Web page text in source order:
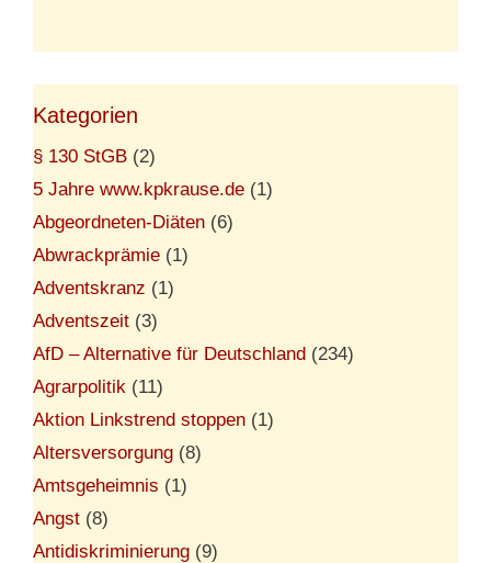
Kategorien
§ 130 StGB (2)
5 Jahre www.kpkrause.de (1)
Abgeordneten-Diäten (6)
Abwrackprämie (1)
Adventskranz (1)
Adventszeit (3)
AfD – Alternative für Deutschland (234)
Agrarpolitik (11)
Aktion Linkstrend stoppen (1)
Altersversorgung (8)
Amtsgeheimnis (1)
Angst (8)
Antidiskriminierung (9)